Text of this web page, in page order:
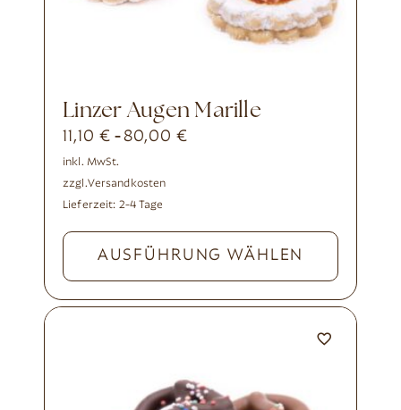
Linzer Augen Marille
11,10 € -80,00€
inkl. MwSt.
zzgl.Versandkosten
Lieferzeit: 2-4 Tage
AUSFÜHRUNG WÄHLEN